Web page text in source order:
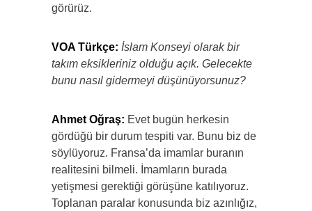
görürüz.
VOA Türkçe: İslam Konseyi olarak bir
takım eksikleriniz olduğu açık. Gelecekte
bunu nasıl gidermeyi düşünüyorsunuz?
Ahmet Oğraş: Evet bugün herkesin
gördüğü bir durum tespiti var. Bunu biz de
söylüyoruz. Fransa’da imamlar buranın
realitesini bilmeli. İmamların burada
yetişmesi gerektiği görüşüne katılıyoruz.
Toplanan paralar konusunda biz azınlığız,